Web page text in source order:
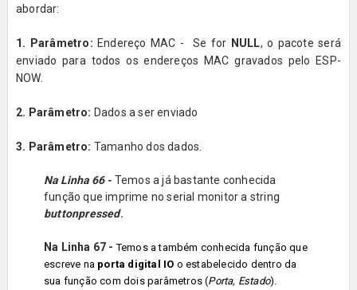
abordar:
1. Parâmetro: Endereço MAC - Se for NULL, o pacote será
enviado para todos osendereços MAC gravados pelo ESP-
NOW.
2. Parâmetro: Dados a ser enviado
3. Parâmetro: Tamanho dos dados.
Na Linha 66 - Temos a já bastante conhecida
função que imprime no serial monitor a string
buttonpressed.
Na Linha 67 -Temos a também conhecida função que
escreve naporta digital IO o estabelecido dentro da
sua função com dois parâmetros (Porta, Estado).